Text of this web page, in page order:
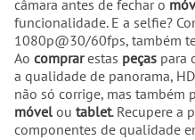
câmara antes de fechar o
funcionalidade. E a selfie?
1080p@30/60fps, também
Ao comprarestas peças para
a qualidade de panorama,
não só corrige, mas também
móvel ou tablet. Recupere a
componentes de qualidade